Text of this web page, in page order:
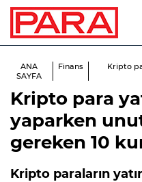
ANA
SAYFA
Finans
Kripto
Kripto para
yaparken
gereken 10
Kripto paraların